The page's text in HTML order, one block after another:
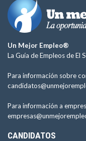
Un Mejor Empleo®
La Guía de Empleos de El
Para información sobre
Para información a
CANDIDATOS